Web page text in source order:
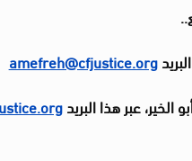
..
amefreh@cfjustice.org
عبر هذا البريد